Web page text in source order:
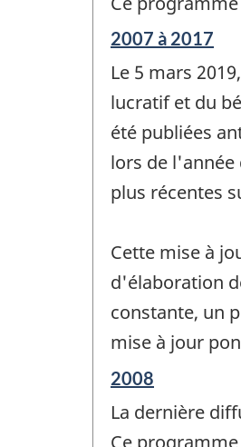
Période
référence
de
-
2007 à 2017
Le 5 mars
lucratif et du
été publiées
lors de l'année
plus récentes
Cette mise à
d'élaboration
constante, un
mise à jour
Période
référence
de
2008
La dernière
Ce